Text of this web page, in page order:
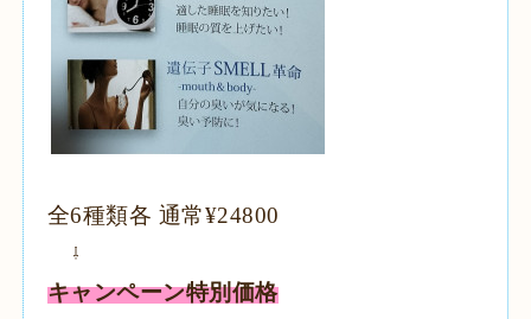
全6種類各 通常¥24800
⇩
キャンペーン特別価格